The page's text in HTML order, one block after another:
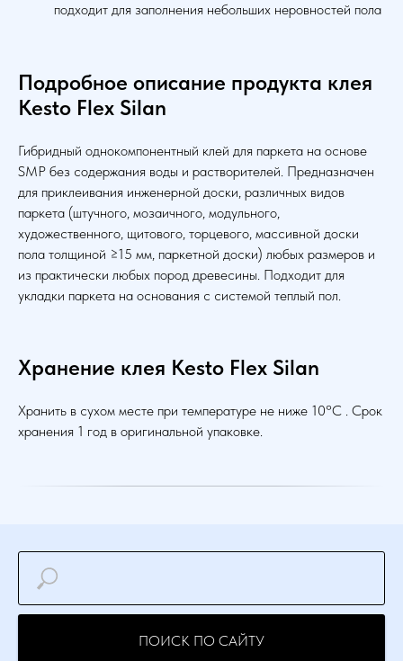
подходит для заполнения небольших неровностей пола
Подробное описание продукта клея
Kesto Flex Silan
Гибридный однокомпонентный клей для паркета на основе
SMP без содержания воды и растворителей. Предназначен
для приклеивания инженерной доски, различных видов
паркета (штучного, мозаичного, модульного,
художественного, щитового, торцевого, массивной доски
пола толщиной ≥15 мм, паркетной доски) любых размеров и
из практически любых пород древесины. Подходит для
укладки паркета на основания с системой теплый пол.
Хранение клея Kesto Flex Silan
Хранить в сухом месте при температуре не ниже 10°C . Срок
хранения 1 год в оригинальной упаковке.
ПОИСК ПО САЙТУ